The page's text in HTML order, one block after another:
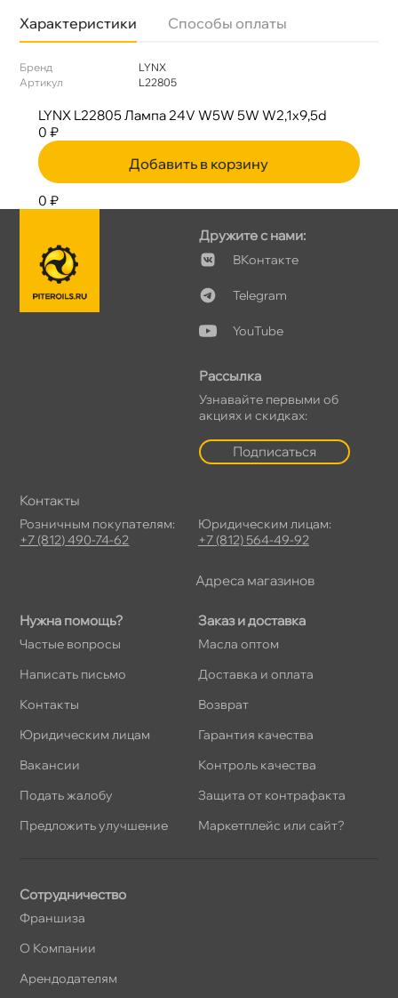
Характеристики Способы оплаты
Бренд
LYNX
Артикул
L22805
LYNX L22805 Лампа 24V W5W 5W W2,1x9,5d
0 ₽
Добавить в корзину
0 ₽
Нужна помощь?
Частые вопросы
Написать письмо
Контакты
Юридическим лицам
акансии
Подать жалобу
Предложить улучшение
Заказ и доставка
Масла оптом
Доставка и оплата
озврат
Гарантия качества
Контроль качества
Защита от контрафакта
Маркетплейс или сайт?
Дружите с нами:
Контакте
Telegram
YouTube
Рассылка
Узнавайте первыми о
акциях и скидках:
Подписаться
Сотрудничество
Франшиза
О Компании
Арендодателям
Контакты
Розничным покупателям:
+7 (812) 490-74-62
Юридическим лицам:
+7 (812) 564-49-92
Адреса магазино